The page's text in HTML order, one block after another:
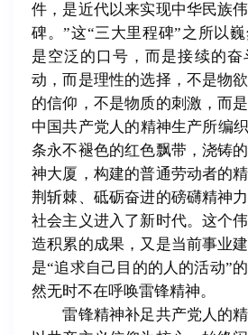
件，是近代以来实现中华民族
碑。”这“三大里程碑”之所以
是空泛的口号，而是接续的
动，而是理性的选择，不是物
的信仰，不是物质的刺激，而
中国共产党人的精神生产所编
条永不褪色的红色飘带，浇铸
神大厦，构建的普通劳动者的
荆斩棘、砥砺奋进的磅礴精神
社会主义进入了新时代。这个
造积累的成果，又是当前事业
是“追求自己目的的人的活动”
然无时不在呼唤雷锋精神。
雷锋精神补足共产党人的精